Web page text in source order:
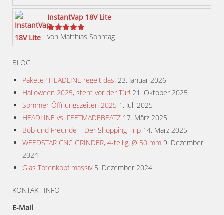
werden
InstantVap 18V Lite
Bewertet
mit5von 5
von Matthias Sonntag
BLOG
Pakete? HEADLINE regelt das! 23. Januar 2026
Halloween 2025, steht vor der Tür! 21. Oktober 2025
Sommer-Öffnungszeiten 2025 1. Juli 2025
HEADLINE vs. FEETMADEBEATZ 17. März 2025
Bob und Freunde – Der Shopping-Trip 14. März 2025
WEEDSTAR CNC GRINDER, 4-teilig, Ø 50 mm 9. Dezember
2024
Glas Totenkopf massiv 5. Dezember 2024
KONTAKT INFO
E-Mail